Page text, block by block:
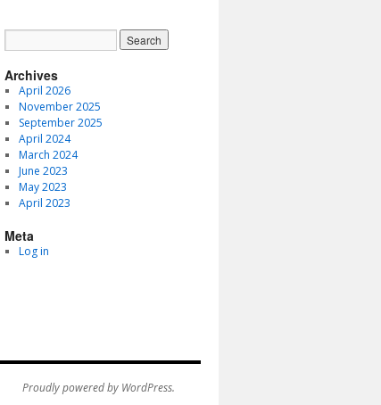
Archives
April 2026
November 2025
September 2025
April 2024
March 2024
June 2023
May 2023
April 2023
Meta
Log in
Proudly powered by WordPress.